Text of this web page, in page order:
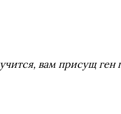
вам присущ ген